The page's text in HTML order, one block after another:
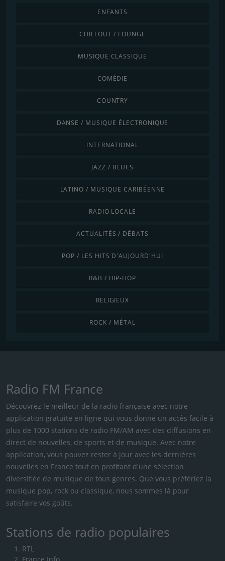
ENFANTS
CHILLOUT / LOUNGE
MUSIQUE CLASSIQUE
COMÉDIE
COUNTRY
DANSE / MUSIQUE ÉLECTRONIQUE
INTERNATIONAL
JAZZ / BLUES
LATINO / MUSIQUE CARIBÉENNE
RADIO LOCALE
ACTUALITÉS / DÉBATS
POP / LES HITS D'AUJOURD'HUI
R&B / HIP-HOP
RELIGIEUX
ROCK / MÉTAL
Radio FM France
Découvrez le meilleur de la radio française avec notre
application gratuite en ligne qui vous donne un accès facile à
plus de 1000 stations de radio FM/AM avec des diffusions en
direct de nouvelles, de sports et de musique. Avec notre
application, vous pouvez rester à jour avec les dernières
nouvelles en France tout en profitant d'une sélection
diversifiée de musique de tous genres. Que vous préfériez la
musique pop, rock ou classique, nous sommes là pour
satisfaire vos goûts.
Stations de radio populaires
RTL